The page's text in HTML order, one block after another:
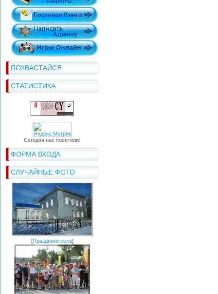
ПОХВАСТАЙСЯ
СТАТИСТИКА
Сегодня нас посетили:
ФОРМА ВХОДА
СЛУЧАЙНЫЕ ФОТО
[Праздники села]